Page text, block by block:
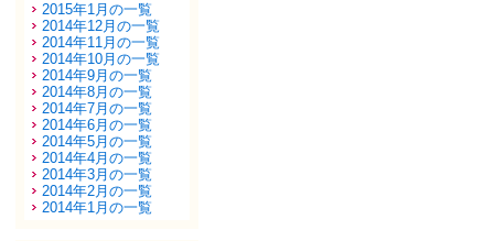
2015年1月の一覧
2014年12月の一覧
2014年11月の一覧
2014年10月の一覧
2014年9月の一覧
2014年8月の一覧
2014年7月の一覧
2014年6月の一覧
2014年5月の一覧
2014年4月の一覧
2014年3月の一覧
2014年2月の一覧
2014年1月の一覧